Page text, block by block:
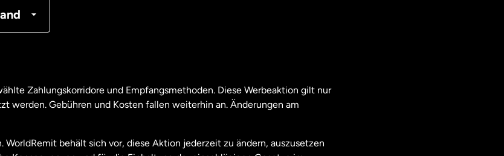
Zahlungskorridore und Empfangsmethoden. Diese Werbeaktion gilt nur
werden. Gebühren und Kosten fallen weiterhin an. Änderungen am
behält sich vor, diese Aktion jederzeit zu ändern, auszusetzen